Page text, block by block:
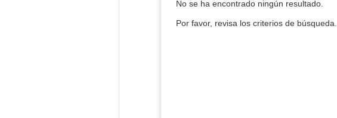
No se ha encontrado ningún resultado.
Por favor, revisa los criterios de búsqueda.